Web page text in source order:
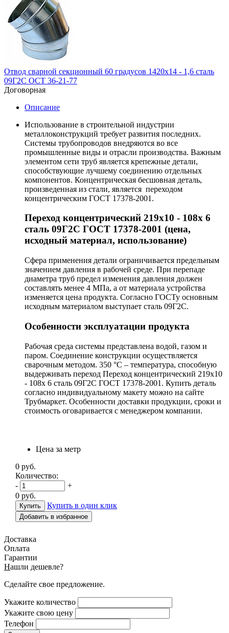
Отвод сварной секционный 60 градусов 1420х14 - 1,6 сталь
09Г2С ОСТ 36-21-77
Договорная
Описание
Использование в строительной индустрии
металлоконструкций требует развития последних.
Системы трубопроводов внедряются во все
промышленные виды и отрасли производства. Важным
элементом сети труб является крепежные детали,
способствующие лучшему соединению отдельных
компонентов. Концентрическая бесшовная деталь,
произведенная из стали, является переходом
концентрическим ГОСТ 17378-2001.
Переход концентрический 219х10 - 108х 6
сталь 09Г2С ГОСТ 17378-2001 (цена,
исходный материал, использование)
Сфера применения детали ограничивается предельным
значением давления в рабочей среде. При перепаде
диаметра труб предел изменения давления должен
составлять менее 4 МПа, а от материала устройства
изменяется цена продукта. Согласно ГОСТу основным
исходным материалом выступает сталь 09Г2С.
Особенности эксплуатации продукта
Рабочая среда системы представлена водой, газом и
паром. Соединение конструкции осуществляется
сварочным методом. 350 °С – температура, способную
выдерживать переход Переход концентрический 219х10
- 108х 6 сталь 09Г2С ГОСТ 17378-2001. Купить деталь
согласно индивидуальному макету можно на сайте
Трубмаркет. Особенности доставки продукции, сроки и
стоимость оговаривается с менеджером компании.
Цена за метр
0 руб.
Количество:
-
+
0 руб.
Купить в один клик
Добавить в избранное
Доставка
Оплата
Гарантии
Нашли дешевле?
Сделайте свое предложение.
Укажите количество
Укажите свою цену
Телефон